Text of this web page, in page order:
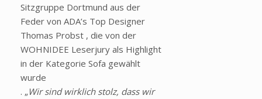
Sitzgruppe Dortmund aus der
Feder von ADA’s Top Designer
Thomas Probst , die von der
WOHNIDEE Leserjury als Highlight
in der Kategorie Sofa gewählt
wurde
. „Wir sind wirklich stolz, dass wir